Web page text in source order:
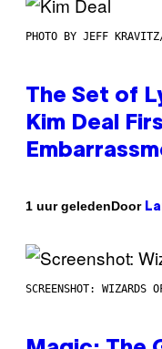
PHOTO BY JEFF
The Set of
Kim Deal
1 uur geledenDoor
SCREENSHOT: WIZARDS